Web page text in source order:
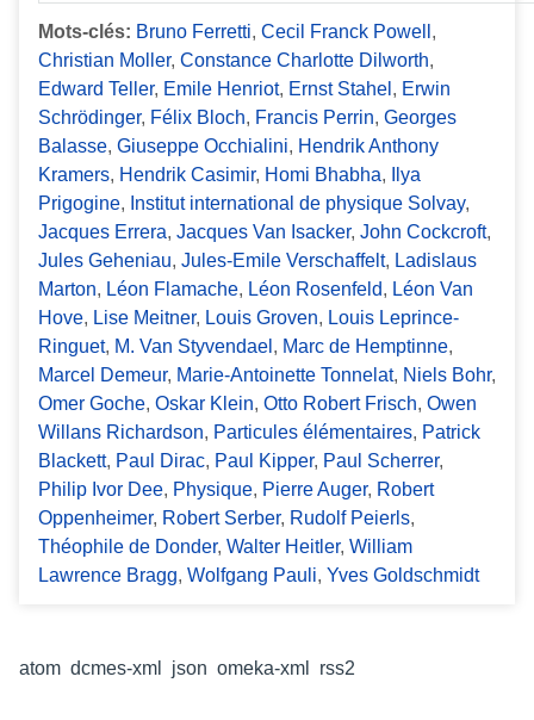
Mots-clés: Bruno Ferretti, Cecil Franck Powell ,
Christian Moller, Constance Charlotte Dilworth,
Edward Teller, Emile Henriot, Ernst Stahel , Erwin
Schrödinger, Félix Bloch, Francis Perrin, Georges
Balasse, Giuseppe Occhialini, Hendrik Anthony
Kramers, Hendrik Casimir, Homi Bhabha,
Ilya
Prigogine, Institut international de physique Solvay,
Jacques Errera, Jacques Van Isacker, John Cockcroft,
Jules Geheniau, Jules-Emile Verschaffelt, Ladislaus
Marton, Léon Flamache, Léon Rosenfeld, Léon Van
Hove, Lise Meitner, Louis Groven, Louis Leprince-
Ringuet, M. Van Styvendael , Marc de Hemptinne,
Marcel Demeur, Marie-Antoinette Tonnelat, Niels Bohr,
Omer Goche, Oskar Klein, Otto Robert Frisch, Owen
Willans Richardson, Particules élémentaires, Patrick
Blackett, Paul Dirac, Paul Kipper, Paul Scherrer,
Philip Ivor Dee, Physique, Pierre Auger, Robert
Oppenheimer, Robert Serber, Rudolf Peierls,
Théophile de Donder, Walter Heitler, William
Lawrence Bragg, Wolfgang Pauli, Yves Goldschmidt
atom dcmes-xml json omeka-xml rss2